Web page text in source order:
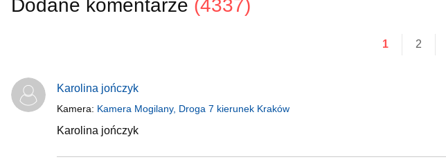
Dodane komentarze (4337)
1 2
Karolina jończyk
Kamera: Kamera Mogilany, Droga 7 kierunek Kraków
Karolina jończyk